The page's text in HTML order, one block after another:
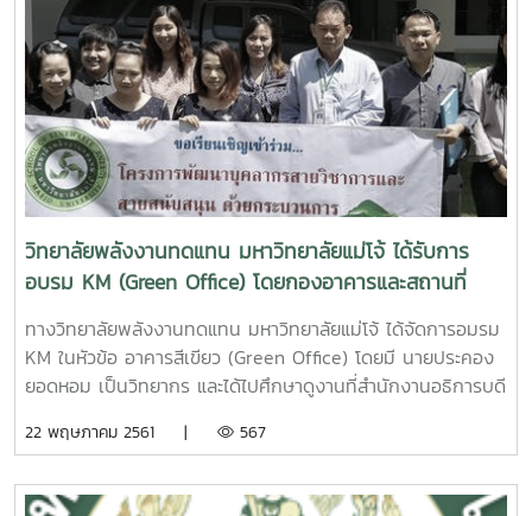
วิทยาลัยพลังงานทดแทน มหาวิทยาลัยแม่โจ้ ได้รับการ
อบรม KM (Green Office) โดยกองอาคารและสถานที่
ทางวิทยาลัยพลังงานทดแทน มหาวิทยาลัยแม่โจ้ ได้จัดการอมรม
KM ในหัวข้อ อาคารสีเขียว (Green Office) โดยมี นายประคอง
ยอดหอม เป็นวิทยากร และได้ไปศึกษาดูงานที่สำนักงานอธิการบดี
22 พฤษภาคม 2561 | 567